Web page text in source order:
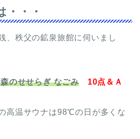
・・・
、秩父の鉱泉旅館に伺いまし
のせせらぎ なごみ 10点＆Ａ
高温サウナは98℃の日が多くな